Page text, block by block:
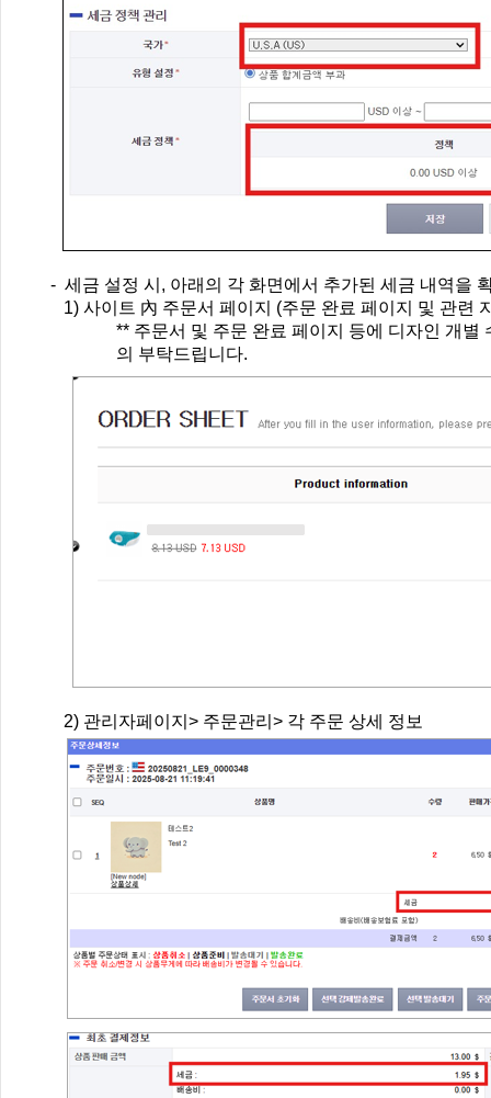
- 세금 설정 시, 아래의 각 화면에서 추가된 세금 내역을
1) 사이트 內 주문서 페이지 (주문 완료 페이지 및 관련
** 주문서 및 주문 완료 페이지 등에 디자인 개
의 부탁드립니다.
2) 관리자페이지> 주문관리> 각 주문 상세 정보